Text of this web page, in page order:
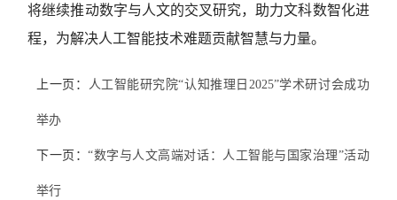
将继续推动数字与人文的交叉研究，助力文科数智化进
程，为解决人工智能技术难题贡献智慧与力量。
上一页： 人工智能研究院“认知推理日2025”学术研讨会成功
举办
下一页：“数字与人文高端对话：人工智能与国家治理”活动
举行